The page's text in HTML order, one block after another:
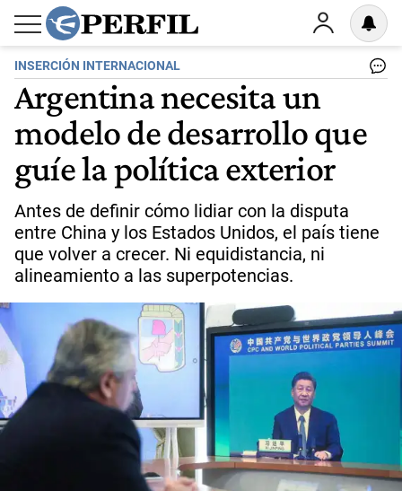
INSERCIÓN INTERNACIONAL
Argentina necesita un
modelo de desarrollo que
guíe la política exterior
Antes de definir cómo lidiar con la disputa
entre China y los Estados Unidos, el país tiene
que volver a crecer. Ni equidistancia, ni
alineamiento a las superpotencias.